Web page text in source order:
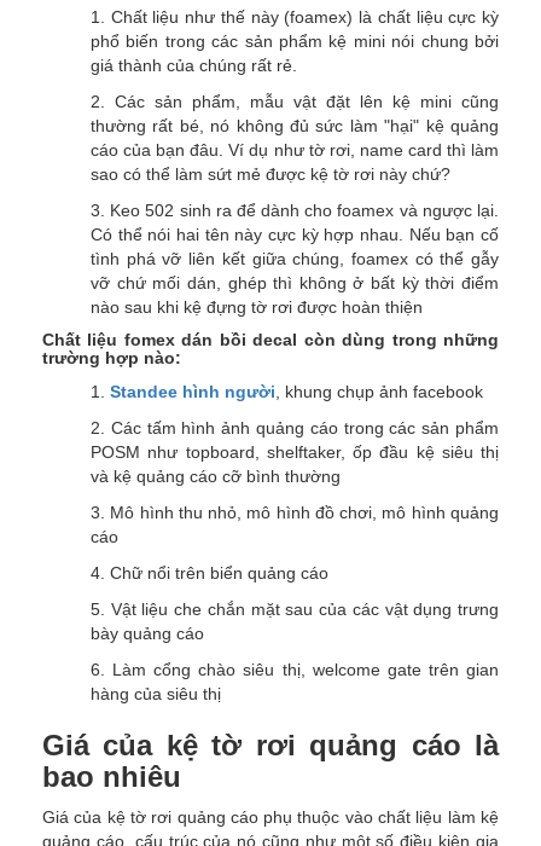
1. Chất liệu như thế này (foamex) là chất liệu cực kỳ
phổ biến trong các sản phẩm kệ mini nói chung bởi
giá thành của chúng rất rẻ.
2. Các sản phẩm, mẫu vật đặt lên kệ mini cũng
thường rất bé, nó không đủ sức làm "hại" kệ quảng
cáo của bạn đâu. Ví dụ như tờ rơi, name card thì làm
sao có thể làm sứt mẻ được kệ tờ rơi này chứ?
3. Keo 502 sinh ra để dành cho foamex và ngược lại.
Có thể nói hai tên này cực kỳ hợp nhau. Nếu bạn cố
tình phá vỡ liên kết giữa chúng, foamex có thể gẫy
vỡ chứ mối dán, ghép thì không ở bất kỳ thời điểm
nào sau khi kệ đựng tờ rơi được hoàn thiện
Chất liệu fomex dán bồi decal còn dùng trong những
trường hợp nào:
1. Standee hình người , khung chụp ảnh facebook
2. Các tấm hình ảnh quảng cáo trong các sản phẩm
POSM như topboard, shelftaker, ốp đầu kệ siêu thị
và kệ quảng cáo cỡ bình thường
3. Mô hình thu nhỏ, mô hình đồ chơi, mô hình quảng
cáo
4. Chữ nổi trên biển quảng cáo
5. Vật liệu che chắn mặt sau của các vật dụng trưng
bày quảng cáo
6. Làm cổng chào siêu thị, welcome gate trên gian
hàng của siêu thị
Giá của kệ tờ rơi quảng cáo là
bao nhiêu
Giá của kệ tờ rơi quảng cáo phụ thuộc vào chất liệu làm kệ
quảng cáo, cấu trúc của nó cũng như một số điều kiện gia